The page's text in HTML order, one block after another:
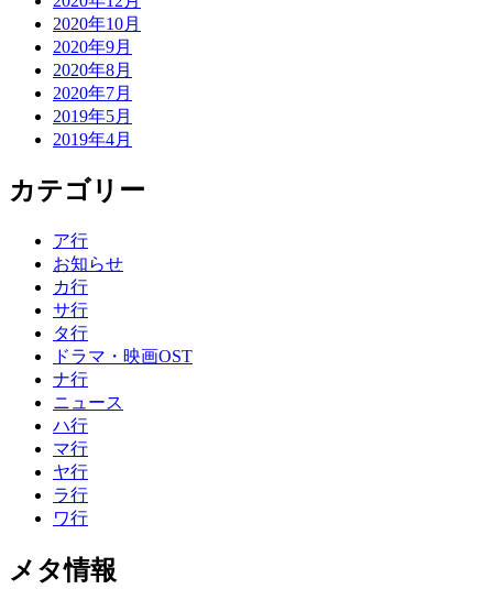
2020年10月
2020年9月
2020年8月
2020年7月
2019年5月
2019年4月
カテゴリー
ア行
お知らせ
カ行
サ行
タ行
ドラマ・映画OST
ナ行
ニュース
ハ行
マ行
ヤ行
ラ行
ワ行
メタ情報